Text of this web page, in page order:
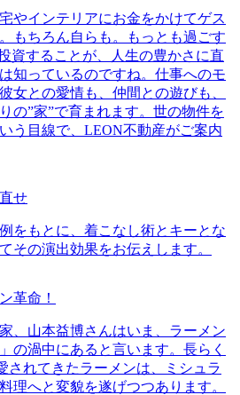
やインテリアにお金をかけてゲス
もちろん自らも。もっとも過ごす
資することが、人生の豊かさに直
知っているのですね。仕事へのモ
女との愛情も、仲間との遊びも、
の”家”で育まれます。世の物件を
う目線で、LEON不動産がご案内
せ
をもとに、着こなし術とキーとな
その演出効果をお伝えします。
革命！
、山本益博さんはいま、ラーメン
の渦中にあると言います。長らく
されてきたラーメンは、ミシュラ
理へと変貌を遂げつつあります。